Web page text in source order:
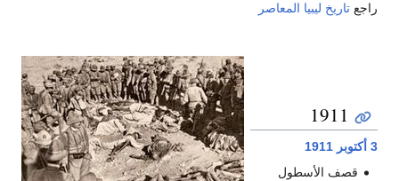
راجع تاريخ ليبيا المعاصر
1911
3 أكتوبر
1911
قصف الأسطول